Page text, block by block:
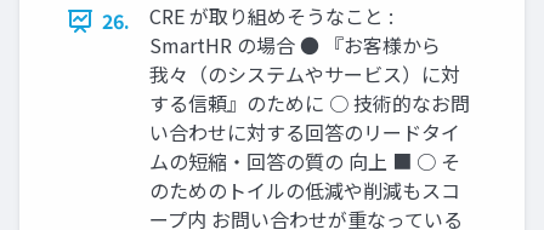
26.
CRE が取り組めそうなこと :
SmartHR の場合 ● 『お客様から
我々（のシステムやサービス）に対
する信頼』のために ○ 技術的なお問
い合わせに対する回答のリードタイ
ムの短縮・回答の質の 向上 ■ ○ そ
のためのトイルの低減や削減もスコ
ープ内 お問い合わせが重なっている